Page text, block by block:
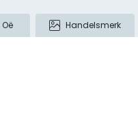
Oë Handelsmerk